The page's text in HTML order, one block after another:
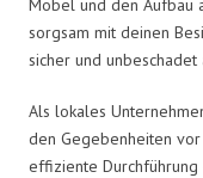
Möbel und den Aufbau
sorgsam mit deinen
sicher und unbeschadet
Als lokales
den Gegebenheiten
effiziente